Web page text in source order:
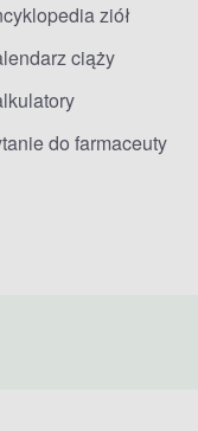
ziół
ciąży
do farmaceuty